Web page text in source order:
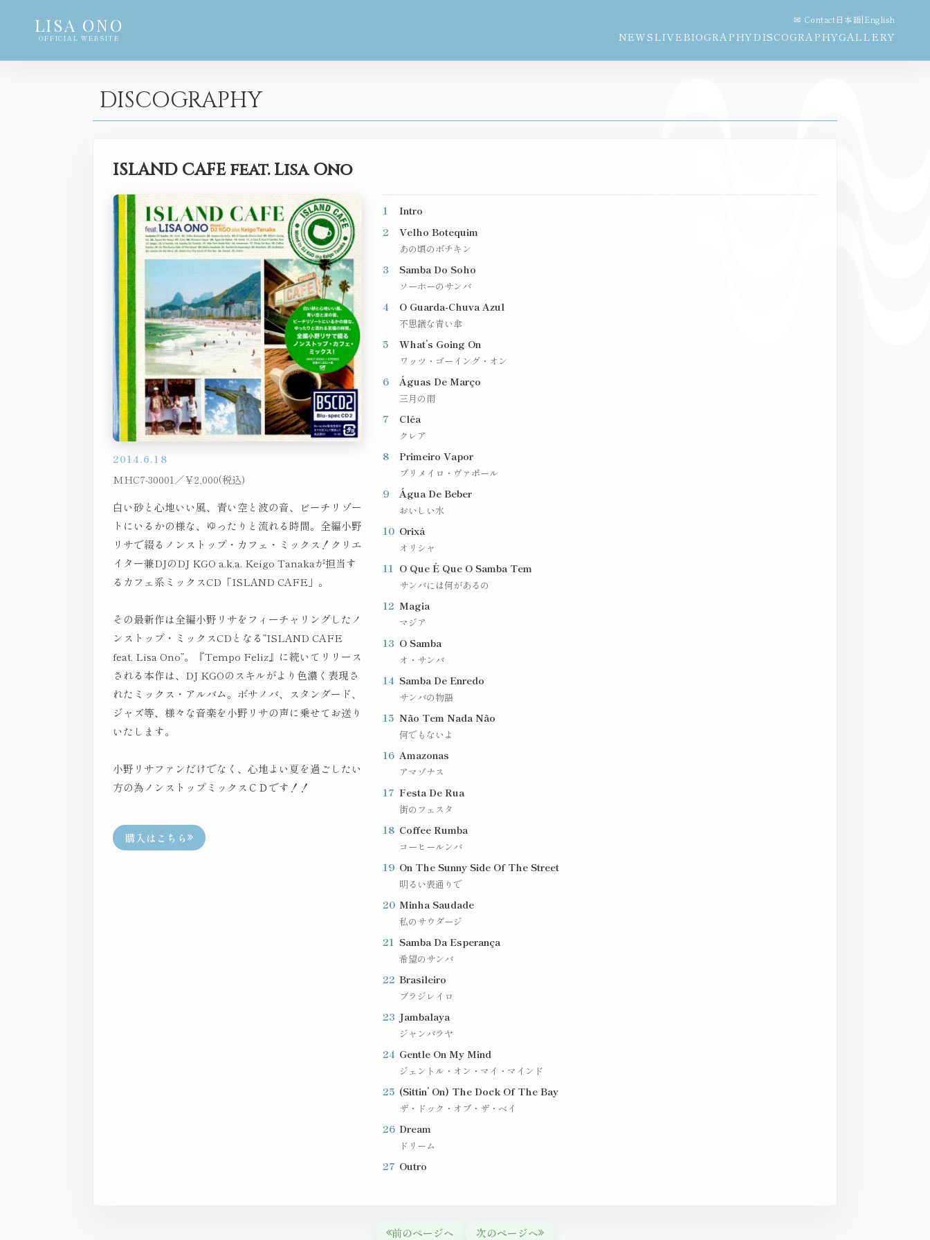
LISA ONO
OFFICIAL WEBSITE
✉ Contact日本語|English
NEWSLIVEBIOGRAPHYDISCOGRAPHYGALLERY
DISCOGRAPHY
ISLAND CAFE feat. Lisa Ono
2014.6.18
MHC7-30001／￥2,000(税込)
白い砂と心地いい風、青い空と波の音、ビーチリゾー
トにいるかの様な、ゆったりと流れる時間。全編小野
リサで綴るノンストップ・カフェ・ミックス！クリエ
イター兼DJのDJ KGO a.k.a. Keigo Tanakaが担当す
るカフェ系ミックスCD「ISLAND CAFE」。
その最新作は全編小野リサをフィーチャリングしたノ
ンストップ・ミックスCDとなる”ISLAND CAFE
feat. Lisa Ono”。『Tempo Feliz』に続いてリリース
される本作は、DJ KGOのスキルがより色濃く表現さ
れたミックス・アルバム。ボサノバ、スタンダード、
ジャズ等、様々な音楽を小野リサの声に乗せてお送り
いたします。
小野リサファンだけでなく、心地よい夏を過ごしたい
方の為ノンストップミックスＣＤです！！
購入はこちら
1
Intro
2
Velho Botequim
あの頃のボチキン
3 Samba Do Soho
ソーホーのサンバ
4 O Guarda-Chuva Azul
不思議な青い傘
5 What’s Going On
ワッツ・ゴーイング・オン
6 Águas De Março
三月の雨
7 Cléa
クレア
8 Primeiro Vapor
プリメイロ・ヴァポール
9 Água De Beber
おいしい水
10 Orixá
オリシャ
11 O Que É Que O Samba Tem
サンバには何があるの
12 Magia
マジア
13 O Samba
オ・サンバ
14 Samba De Enredo
サンバの物語
15 Não Tem Nada Não
何でもないよ
16 Amazonas
アマゾナス
17 Festa De Rua
街のフェスタ
18 Coffee Rumba
コーヒールンバ
19 On The Sunny Side Of The Street
明るい表通りで
20 Minha Saudade
私のサウダージ
21 Samba Da Esperança
希望のサンバ
22 Brasileiro
ブラジレイロ
23 Jambalaya
ジャンバラヤ
24 Gentle On My Mind
ジェントル・オン・マイ・マインド
25 (Sittin’ On) The Dock Of The Bay
ザ・ドック・オブ・ザ・ベイ
26 Dream
ドリーム
27 Outro
前のページへ 次のページへ